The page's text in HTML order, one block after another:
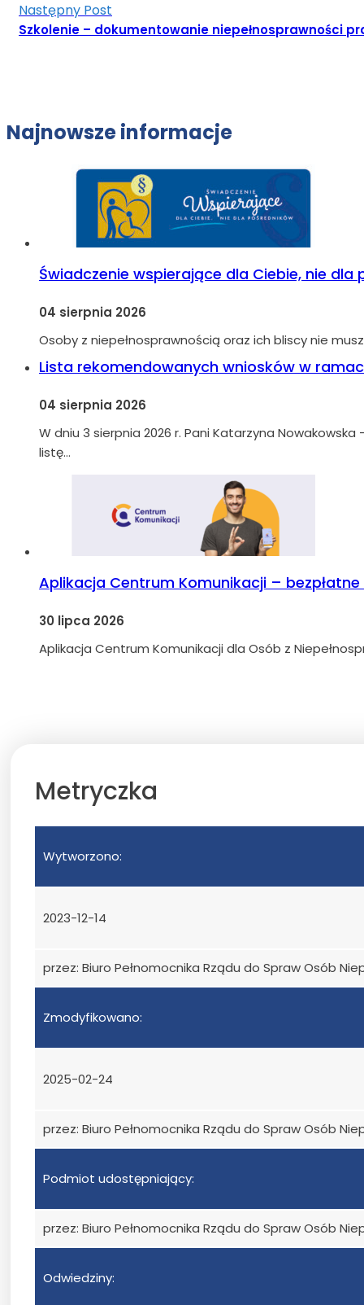
Następny Post
Szkolenie – dokumentowanie niepełnosprawności
Najnowsze informacje
Świadczenie wspierające dla Ciebie, nie dla
04 sierpnia 2026
Osoby z niepełnosprawnością oraz ich bliscy nie
Lista rekomendowanych wniosków w
04 sierpnia 2026
W dniu 3 sierpnia 2026 r. Pani Katarzyna
listę…
Aplikacja Centrum Komunikacji –
30 lipca 2026
Aplikacja Centrum Komunikacji dla Osób z
Metryczka
Wytworzono:
2023-12-14
przez: Biuro Pełnomocnika Rządu do Spraw Osób
Zmodyfikowano:
2025-02-24
przez: Biuro Pełnomocnika Rządu do Spraw Osób
Podmiot udostępniający:
przez: Biuro Pełnomocnika Rządu do Spraw Osób
Odwiedziny: